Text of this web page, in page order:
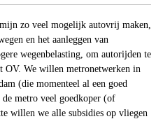
zo veel mogelijk autovrij maken,
en het aanleggen van
wegenbelasting, om autorijden te
OV. We willen metronetwerken in
(die momenteel al een goed
metro veel goedkoper (of
willen we alle subsidies op vliegen